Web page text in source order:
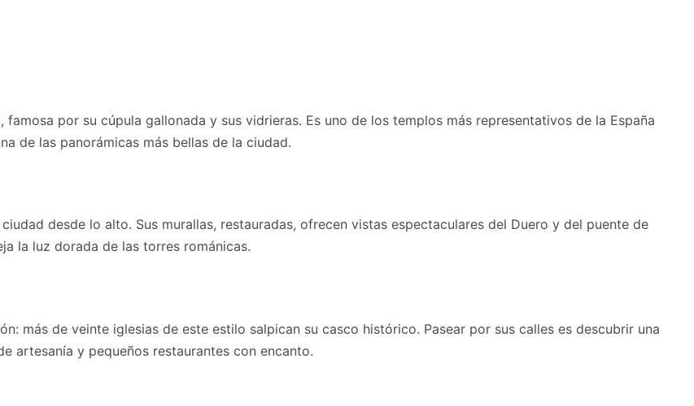
famosa por su cúpula gallonada y sus vidrieras. Es uno de los templos más representativos de la España
de las panorámicas más bellas de la ciudad.
desde lo alto. Sus murallas, restauradas, ofrecen vistas espectaculares del Duero y del puente de
la luz dorada de las torres románicas.
más de veinte iglesias de este estilo salpican su casco histórico. Pasear por sus calles es descubrir una
artesanía y pequeños restaurantes con encanto.